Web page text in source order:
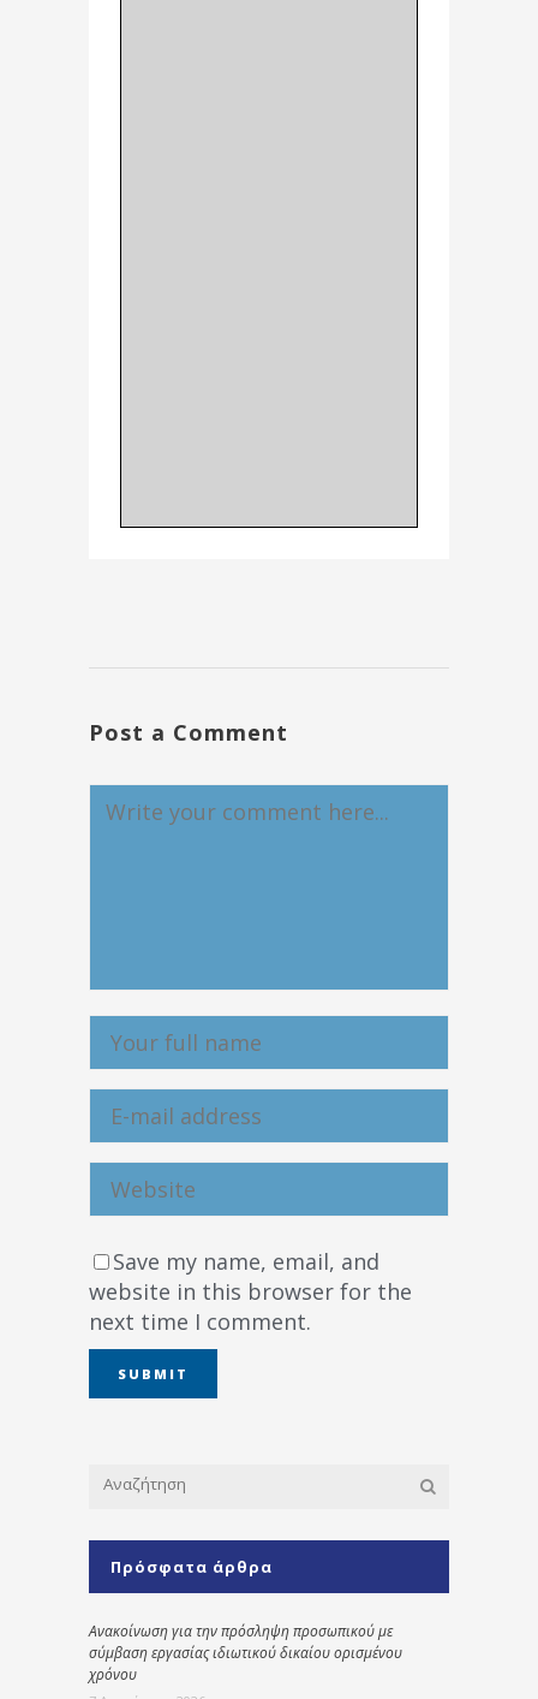
Post a Comment
Save my name, email, and
website in this browser for the
next time I comment.
Πρόσφατα άρθρα
Ανακοίνωση για την πρόσληψη προσωπικού με
σύμβαση εργασίας ιδιωτικού δικαίου ορισμένου
χρόνου